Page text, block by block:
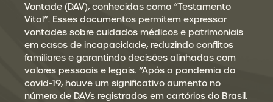
Vontade (DAV), conhecidas como “Testamento
Vital”. Esses documentos permitem expressar
vontades sobre cuidados médicos e patrimoniais
em casos de incapacidade, reduzindo conflitos
familiares e garantindo decisões alinhadas com
valores pessoais e legais. “Após a pandemia da
covid-19, houve um significativo aumento no
número de DAVs registrados em cartórios do Brasil.